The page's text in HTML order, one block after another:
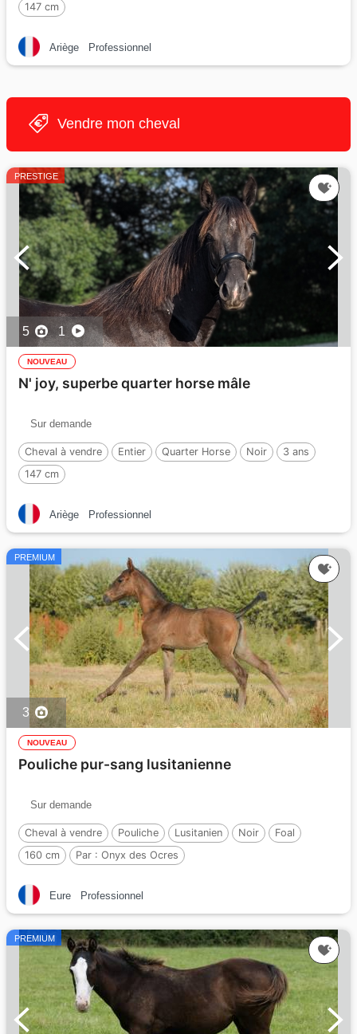
147 cm
Ariège Professionnel
Vendre mon cheval
PRESTIGE
5 1
NOUVEAU
N' joy, superbe quarter horse mâle
Sur demande
Cheval à vendre Entier Quarter Horse Noir
3 ans
147 cm
Ariège Professionnel
PREMIUM
3
NOUVEAU
Pouliche pur-sang lusitanienne
Sur demande
Cheval à vendre Pouliche Lusitanien Noir
Foal
160 cm
Par : Onyx des Ocres
Eure Professionnel
PREMIUM